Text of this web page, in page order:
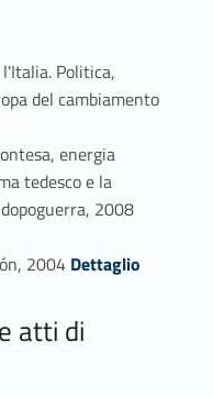
l'Italia. Politica,
del cambiamento
energia
tedesco e la
2008Link identifier #identifier_person_131718-10
2004 Link identifier #identifier_person_19818-11
Dettaglio
atti di